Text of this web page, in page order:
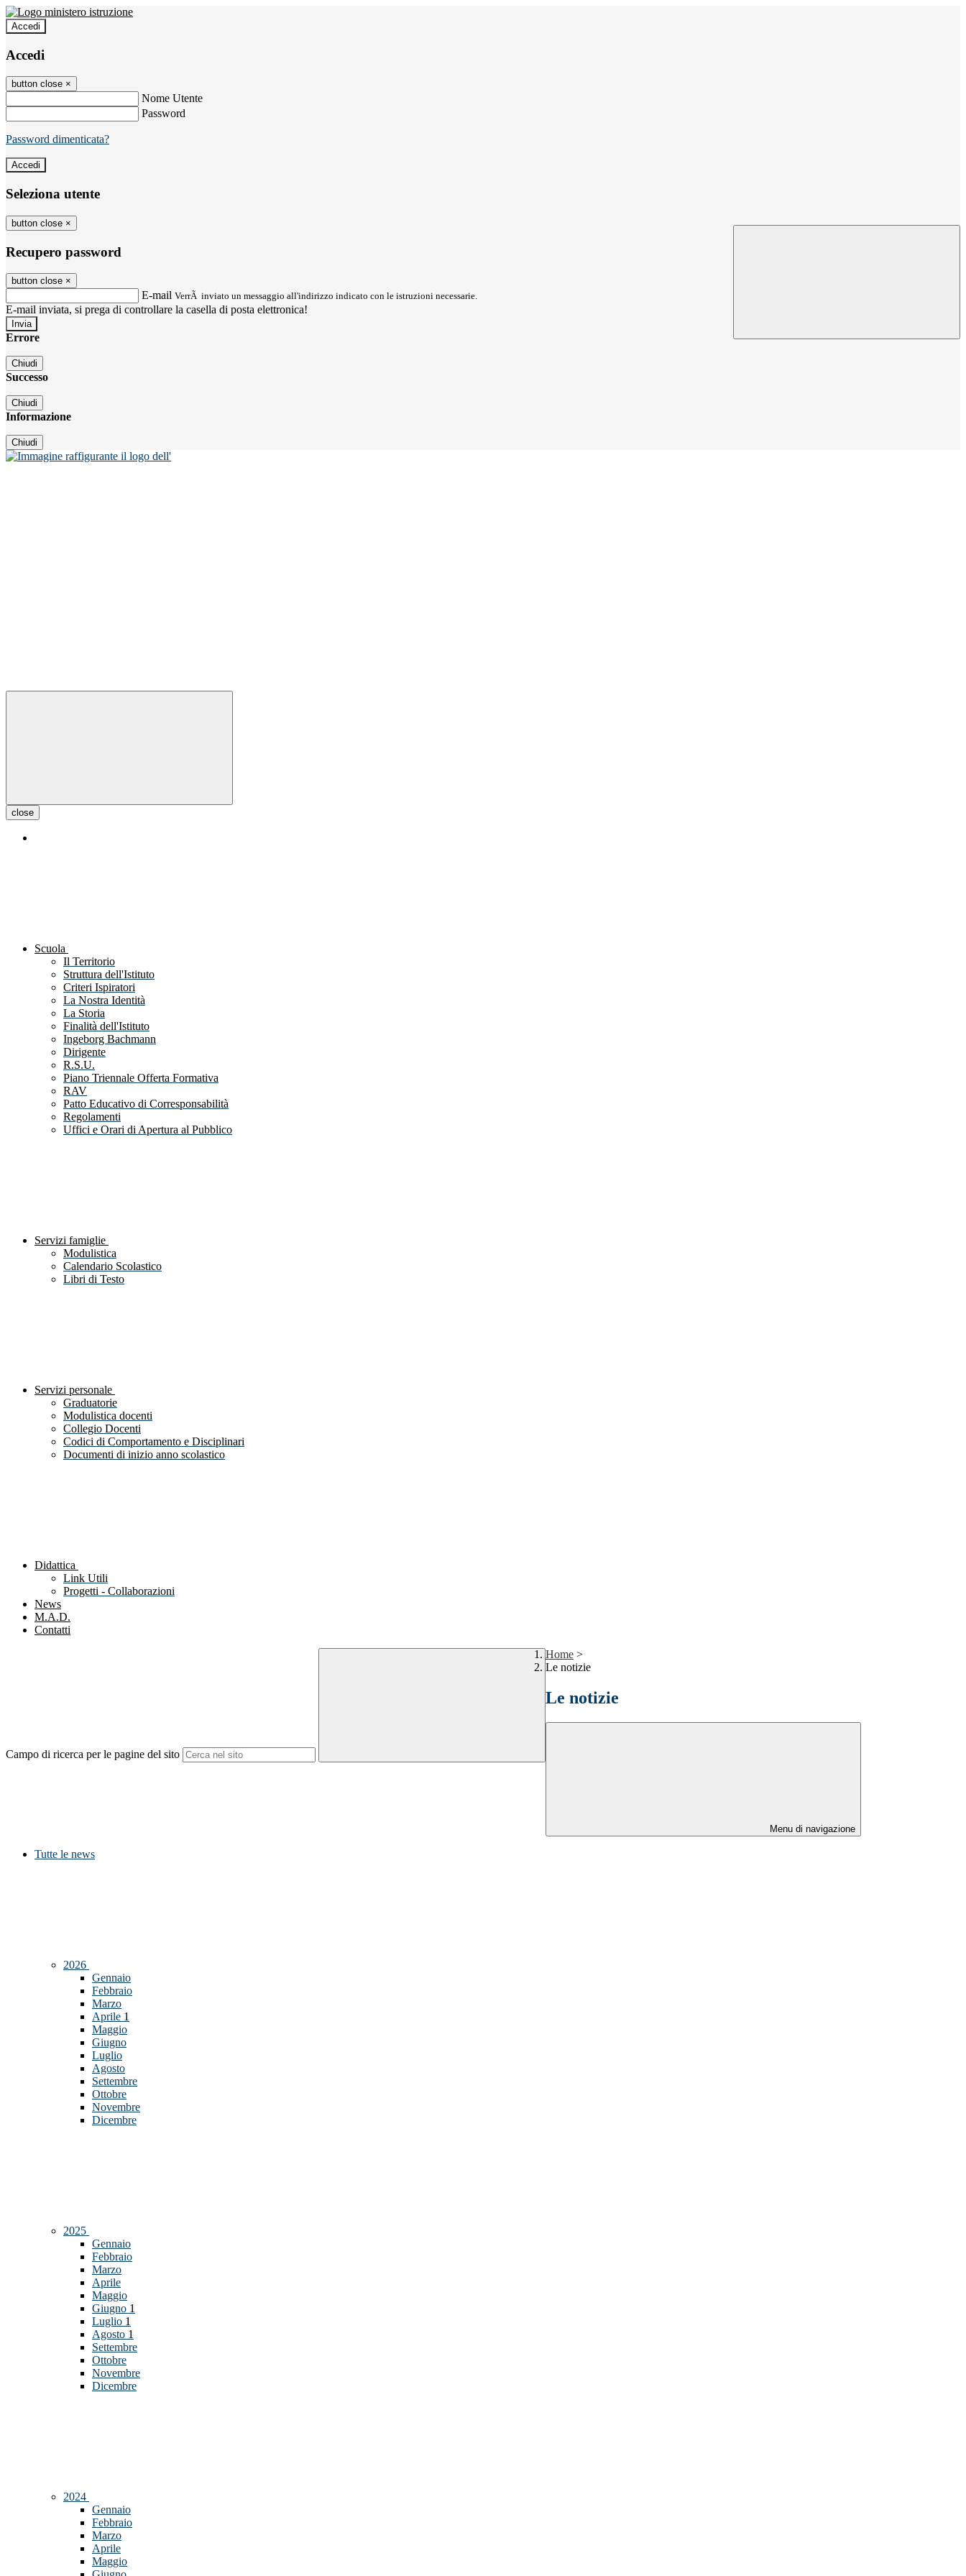
Accedi
Accedi
button close ×
Nome Utente
Password
Password dimenticata?
Seleziona utente
button close ×
Recupero password
button close ×
E-mail VerrÃ inviato un messaggio all'indirizzo indicato con le istruzioni necessarie.
E-mail inviata, si prega di controllare la casella di posta elettronica!
Errore
Chiudi
Successo
Chiudi
Informazione
Chiudi
close
Scuola
Il Territorio
Struttura dell'Istituto
Criteri Ispiratori
La Nostra Identità
La Storia
Finalità dell'Istituto
Ingeborg Bachmann
Dirigente
R.S.U.
Piano Triennale Offerta Formativa
RAV
Patto Educativo di Corresponsabilità
Regolamenti
Uffici e Orari di Apertura al Pubblico
Servizi famiglie
Modulistica
Calendario Scolastico
Libri di Testo
Servizi personale
Graduatorie
Modulistica docenti
Collegio Docenti
Codici di Comportamento e Disciplinari
Documenti di inizio anno scolastico
Didattica
Link Utili
Progetti - Collaborazioni
News
M.A.D.
Contatti
Campo di ricerca per le pagine del sito
Home >
Le notizie
Le notizie
Menu di navigazione
Tutte le news
2026
Gennaio
Febbraio
Marzo
Aprile 1
Maggio
Giugno
Luglio
Agosto
Settembre
Ottobre
Novembre
Dicembre
2025
Gennaio
Febbraio
Marzo
Aprile
Maggio
Giugno 1
Luglio 1
Agosto 1
Settembre
Ottobre
Novembre
Dicembre
2024
Gennaio
Febbraio
Marzo
Aprile
Maggio